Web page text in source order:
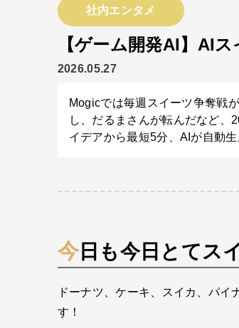
社内エンタメ
【ゲーム開発AI】AI
2026.05.27
Mogicでは毎週スイーツ争奪戦
し、だるまさんが転んだなど、
イデアから最短5分、AIが自動生
今日も今日とてス
ドーナツ、ケーキ、スイカ、パ
す！